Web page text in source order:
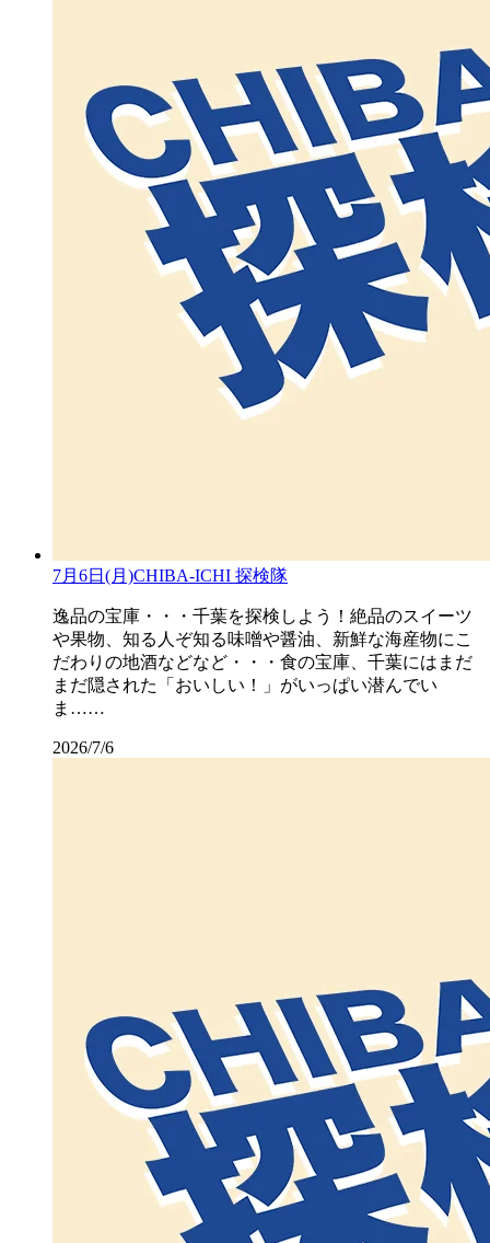
7月6日(月)CHIBA-ICHI 探検隊
逸品の宝庫・・・千葉を探検しよう！絶品のスイーツ
や果物、知る人ぞ知る味噌や醤油、新鮮な海産物にこ
だわりの地酒などなど・・・食の宝庫、千葉にはまだ
まだ隠された「おいしい！」がいっぱい潜んでい
ま……
2026/7/6